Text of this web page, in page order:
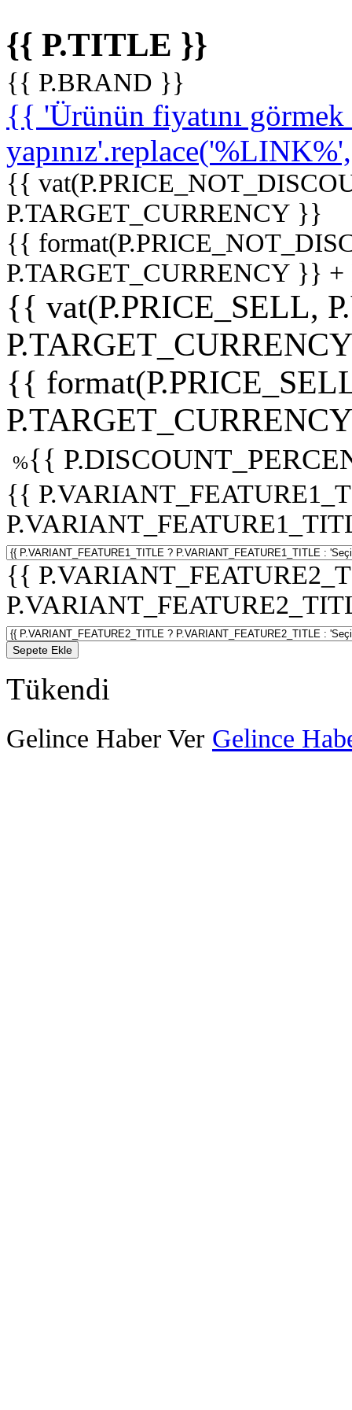
{{ P.TITLE }}
{{ P.BRAND }}
{{ 'Ürünün fiyatını
{{
P.TARGET_CURRENCY }}
{{
P.TARGET_CURRENCY }}
{{ vat(P.PRICE_SELL,
{{
%{{
{{
{{
Sepete Ekle
Tükendi
Gelince Haber Ver Gelince